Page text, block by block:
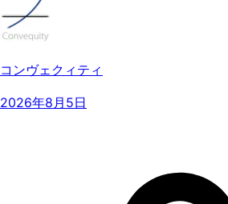
コンヴェクィティ
2026年8月5日